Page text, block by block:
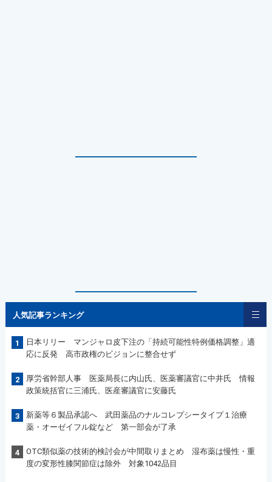
人気記事ランキング
1
日本リリー マンジャロ皮下注の「持続可能性特例価格調整」適
応に反発 高市政権のビジョンに整合せず
2
厚労省幹部人事 医薬局長に内山氏、医薬審議官に中井氏 情報
政策統括官に三浦氏、医産審議官に安藤氏
3
新薬等６製品承認へ 武田薬品のナルコレプシータイプ１治療
薬・オーゼイフル錠など 第一部会が了承
4
OTC類似薬の技術的検討会が中間取りまとめ 湿布薬は慢性・重
度の変形性膝関節症は除外 対象1042品目